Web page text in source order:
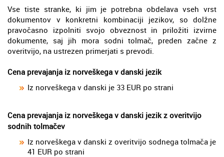
Vse tiste stranke, ki jim je potrebna obdelava vseh vrst
dokumentov v konkretni kombinaciji jezikov, so dolžne
pravočasno izpolniti svojo obveznost in priložiti izvirne
dokumente, saj jih mora sodni tolmač, preden začne z
overitvijo, na ustrezen primerjati s prevodi.
Cena prevajanja iz norveškega v danski jezik
Iz norveškega v danski je 33 EUR po strani
Cena prevajanja iz norveškega v danski jezik z overitvijo
sodnih tolmačev
Iz norveškega v danski z overitvijo sodnega tolmača je
41 EUR po strani